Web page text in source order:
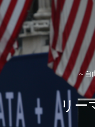
～自
リー